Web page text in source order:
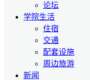
论坛
学院生活
住宿
交通
配套设施
周边旅游
新闻